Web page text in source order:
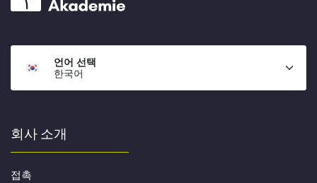
언어 선택
한국어
회사 소개
접촉